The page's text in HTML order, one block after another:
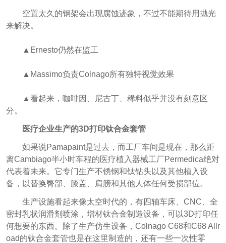
空置太久的钢架会出现腐蚀迹象，不过不能期待用抛光
来解决。
▲Ernesto仍然在监工
▲Massimo负责Colnago所有独特视觉效果
▲看起来，咖啡因、尼古丁、稀料似乎并没有刻意区
分。
医疗企业生产的3D打印钛合金套管
如果说Pamapaint是过去，而工厂车间是现在，那么距
离Cambiago半小时车程的医疗植入器械工厂Permedica绝对
代表着未来。它专门生产不锈钢和钛钻头以及其他植入设
备，以替换臀部、膝盖、肩膀和其他人体任何受损部位。
生产设施看起来像太空时代的，有四轴车床、CNC、全
密封乳状润滑剂喷涂，增材钛合金制造设备，可以3D打印任
何想要的东西。除了生产仿生设备，Colnago C68和C68 Allr
oad的钛合金套管也是在这里制造的，还有一些一次性零